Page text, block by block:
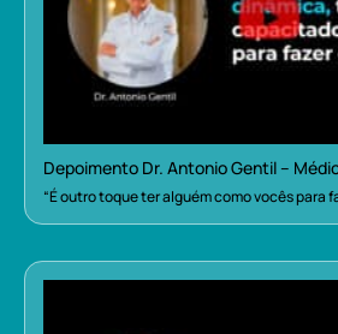
Depoimento Dr. Antonio Gentil –
“É outro toque ter alguém como vocês para